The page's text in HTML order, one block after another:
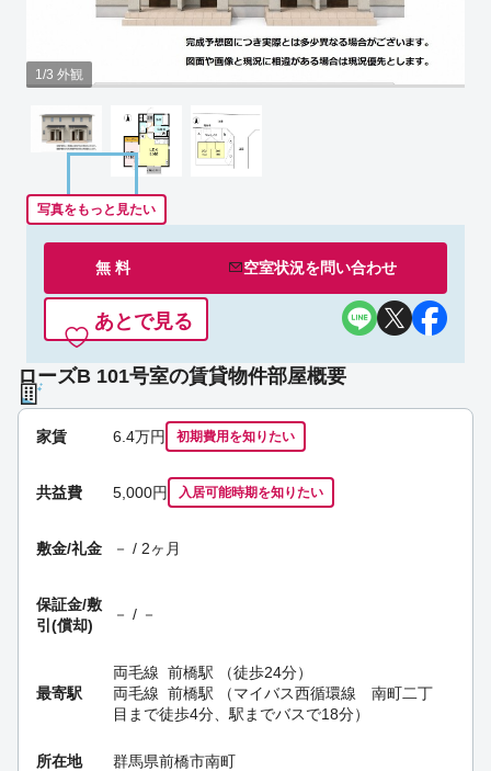
1/3 外観
写真をもっと見たい
無 料 空室状況を問い合わせ
あとで見る
ローズB 101号室の賃貸物件部屋概要
家賃 6.4万円 初期費用を知りたい
共益費 5,000円 入居可能時期を知りたい
敷金/礼金 － / 2ヶ月
保証金/敷
引(償却)
－ / －
最寄駅
両毛線 前橋駅 （徒歩24分）
両毛線 前橋駅 （マイバス西循環線 南町二丁
目まで徒歩4分、駅までバスで18分）
所在地 群馬県前橋市南町